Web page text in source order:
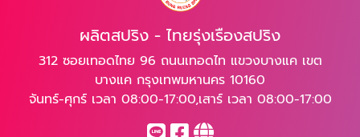
ผลิตสปริง - ไทยรุ่งเรืองสปริง
312 ซอยเทอดไทย 96 ถนนเทอดไท แขวงบางแค เขต
บางแค กรุงเทพมหานคร 10160
จันทร์-ศุกร์ เวลา 08:00-17:00,เสาร์ เวลา 08:00-17:00